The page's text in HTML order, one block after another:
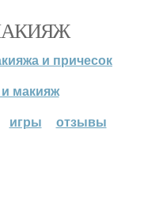
и причесок
и макияж
игры отзывы